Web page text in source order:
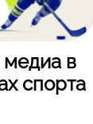
медиа в
спорта